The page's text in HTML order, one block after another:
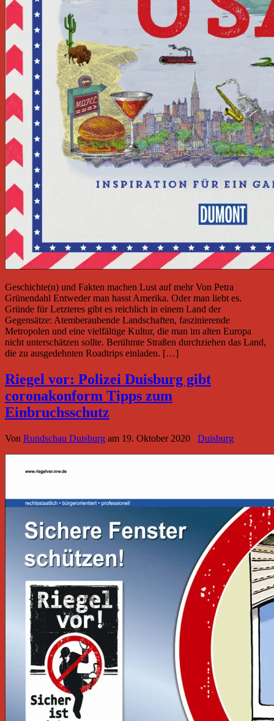
Geschichte(n) und Fakten machen Lust auf mehr Von Petra
Grünendahl Entweder man hasst Amerika. Oder man liebt es.
Gründe für Letzteres gibt es reichlich in einem Land der
Gegensätze: Atemberaubende Landschaften, faszinierende
Metropolen und eine vielfältige Kultur, die man im alten Europa
nicht unterschätzen sollte. Berühmte Straßen durchziehen das Land,
die zu ausgedehnten Roadtrips einladen. […]
Riegel vor: Polizei Duisburg gibt
coronakonform Tipps zum
Einbruchsschutz
Von Rundschau Duisburg am 19. Oktober 2020 Duisburg